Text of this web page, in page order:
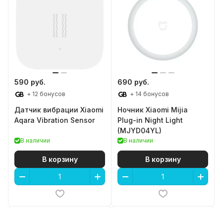
590 руб.
+ 12 бонусов
Датчик вибрации Xiaomi
Aqara Vibration Sensor
В наличии
В корзину
690 руб.
+ 14 бонусов
Ночник Xiaomi Mijia
Plug-in Night Light
(MJYD04YL)
В наличии
В корзину